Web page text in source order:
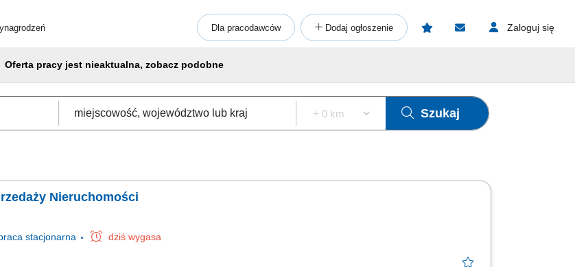
Dla pracodawców Dodaj ogłoszenie Zaloguj się
Oferta pracy jest nieaktualna, zobacz podobne
Szukaj
Nieruchomości
stacjonarna dziś wygasa